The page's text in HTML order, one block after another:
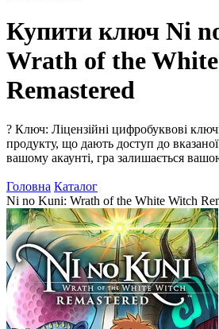
Купити ключ Ni
Wrath of the
Remastered
? Ключ: Ліцензійні цифробуквові
продукту, що дають доступ до
вашому акаунті, гра залишається
Головна Каталог
Ni no Kuni: Wrath of the White Witch